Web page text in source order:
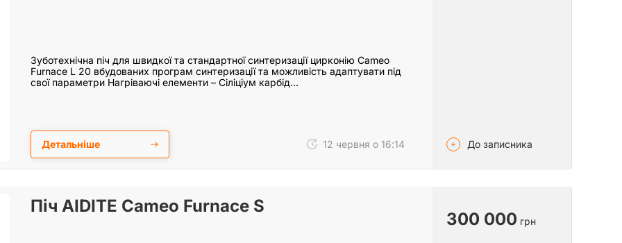
Зуботехнічна піч для швидкої та стандартної синтеризації цирконію Cameo
Furnace L 20 вбудованих програм синтеризації та можливість адаптувати під
свої параметри Нагріваючі елементи – Сіліціум карбід…
Детальніше 12 червня о 16:14 До записника
Піч AIDITE Cameo Furnace S
300 000 грн